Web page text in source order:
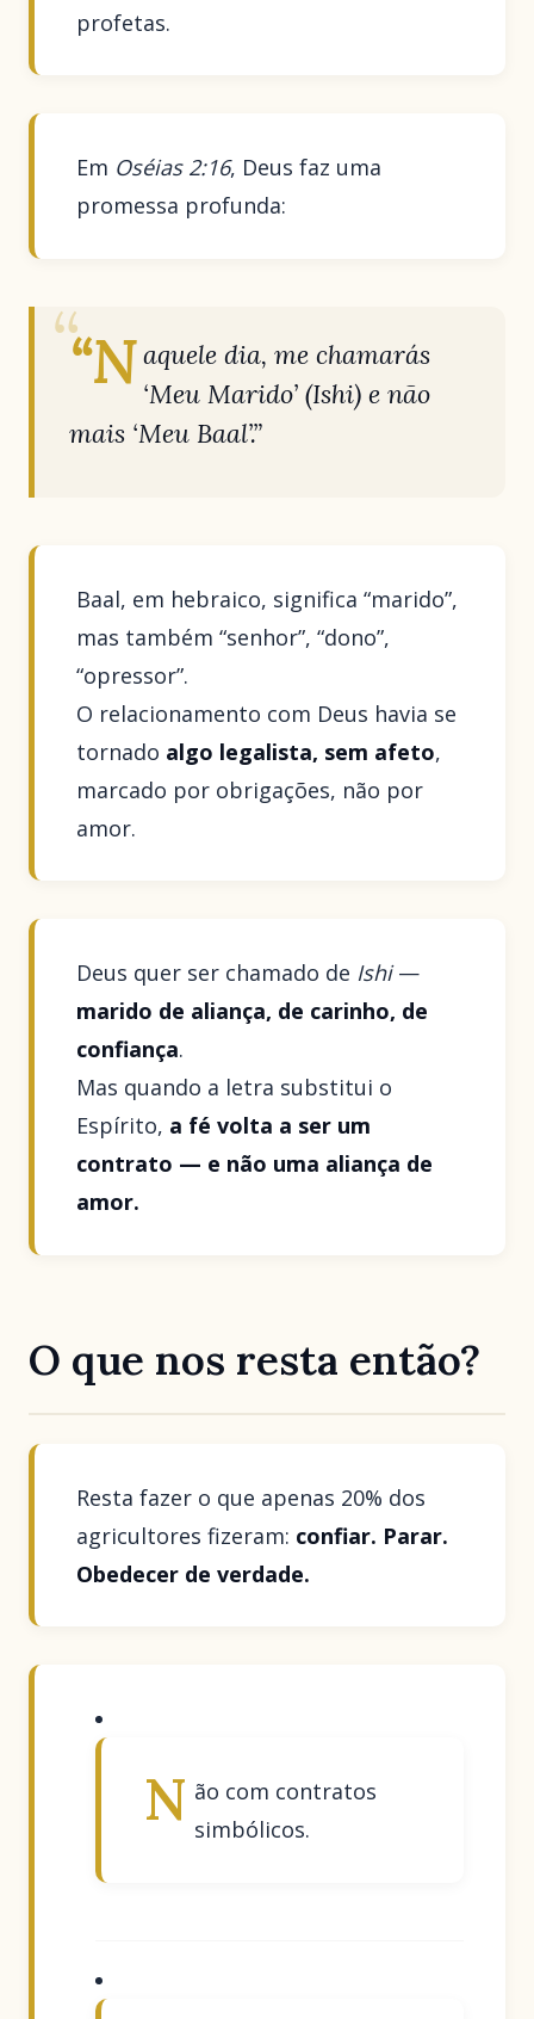
profetas.
Em Oséias 2:16, Deus faz uma
promessa profunda:
“N aquele dia, me chamarás
‘Meu Marido’ (Ishi) e não
mais ‘Meu Baal’.”
Baal, em hebraico, significa “marido”,
mas também “senhor”, “dono”,
“opressor”.
O relacionamento com Deus havia se
tornado algo legalista, sem afeto,
marcado por obrigações, não por
amor.
Deus quer ser chamado de Ishi—
marido de aliança, de carinho, de
confiança.
Mas quando a letra substitui o
Espírito, a fé volta a ser um
contrato — e não uma aliança de
amor.
O que nos resta então?
Resta fazer o que apenas 20% dos
agricultores fizeram: confiar. Parar.
Obedecer de verdade.
N ão com contratos
simbólicos.